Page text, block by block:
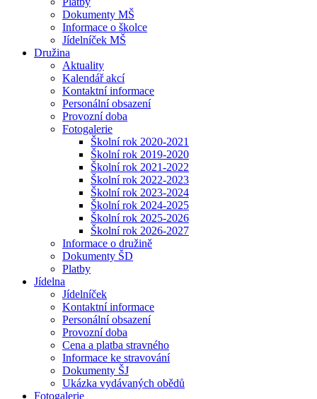
Dokumenty MŠ
Informace o školce
Jídelníček MŠ
Družina
Aktuality
Kalendář akcí
Kontaktní informace
Personální obsazení
Provozní doba
Fotogalerie
Školní rok 2020-2021
Školní rok 2019-2020
Školní rok 2021-2022
Školní rok 2022-2023
Školní rok 2023-2024
Školní rok 2024-2025
Školní rok 2025-2026
Školní rok 2026-2027
Informace o družině
Dokumenty ŠD
Platby
Jídelna
Jídelníček
Kontaktní informace
Personální obsazení
Provozní doba
Cena a platba stravného
Informace ke stravování
Dokumenty ŠJ
Ukázka vydávaných obědů
Fotogalerie